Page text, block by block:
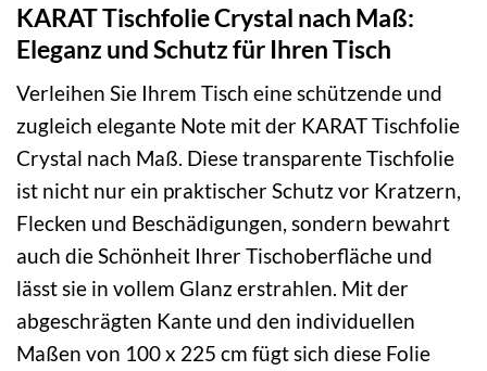
KARAT Tischfolie Crystal nach Maß:
Eleganz und Schutz für Ihren Tisch
Verleihen Sie Ihrem Tisch eine schützende und
zugleich elegante Note mit der KARAT Tischfolie
Crystal nach Maß. Diese transparente Tischfolie
ist nicht nur ein praktischer Schutz vor Kratzern,
Flecken und Beschädigungen, sondern bewahrt
auch die Schönheit Ihrer Tischoberfläche und
lässt sie in vollem Glanz erstrahlen. Mit der
abgeschrägten Kante und den individuellen
Maßen von 100 x 225 cm fügt sich diese Folie